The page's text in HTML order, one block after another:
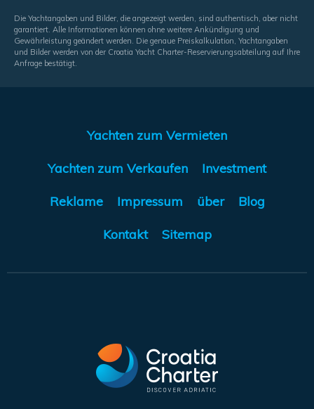
Die Yachtangaben und Bilder, die angezeigt werden, sind authentisch, aber nicht
garantiert. Alle Informationen können ohne weitere Ankündigung und
Gewährleistung geändert werden. Die genaue Preiskalkulation, Yachtangaben
und Bilder werden von der Croatia Yacht Charter-Reservierungsabteilung auf Ihre
Anfrage bestätigt.
Yachten zum Vermieten
Yachten zum Verkaufen Investment
Reklame Impressum über Blog
Kontakt Sitemap